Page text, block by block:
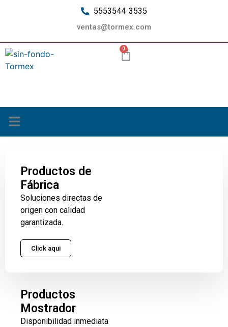
5553544-3535
ventas@tormex.com
0
Productos de
Fábrica
Soluciones directas de
origen con calidad
garantizada.
Click aqui
Productos
Mostrador
Disponibilidad inmediata